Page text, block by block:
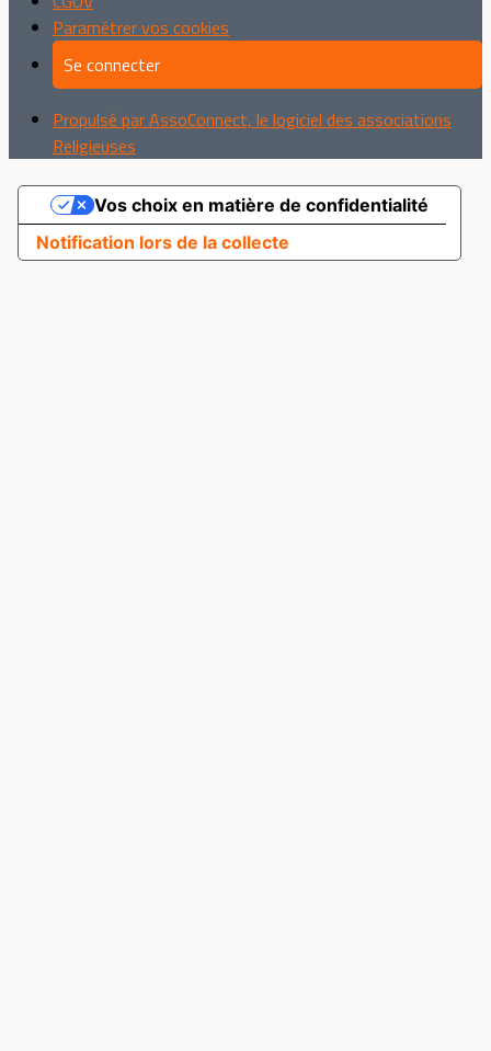
Paramétrer vos cookies
Se connecter
Propulsé par AssoConnect, le logiciel des associations
Religieuses
Notification lors de la collecte
Vos choix en matière de confidentialité